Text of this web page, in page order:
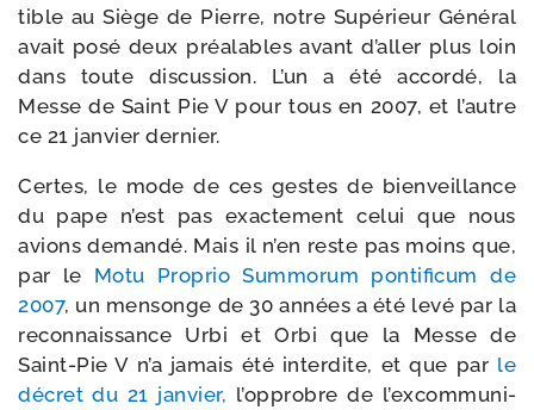
tible au Siège de Pierre, notre Supérieur Général
avait posé deux préa­lables avant d’al­ler plus loin
dans toute dis­cus­sion. L’un a été accor­dé, la
Messe de Saint Pie V pour tous en 2007, et l’autre
ce 21 jan­vier dernier.
Certes, le mode de ces gestes de bien­veillance
du pape n’est pas exac­te­ment celui que nous
avions deman­dé. Mais il n’en reste pas moins que,
par le Motu Proprio Summorum pon­ti­fi­cum de
2007, un men­songe de 30 années a été levé par la
recon­nais­sance Urbi et Orbi que la Messe de
Saint-​Pie V n’a jamais été inter­dite, et que par le
décret du 21 jan­vier, l’op­probre de l’ex­com­mu­ni­